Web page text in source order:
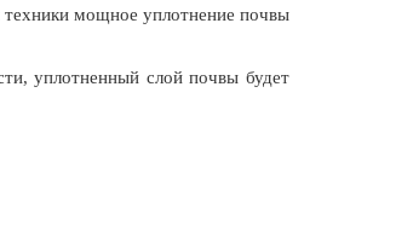
мощное уплотнение почвы
уплотненный слой почвы будет